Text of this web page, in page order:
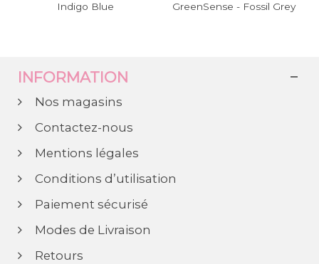
GreenSense - Fossil Grey
Swivel - Space Black
INFORMATION
Nos magasins
Contactez-nous
Mentions légales
Conditions d’utilisation
Paiement sécurisé
Modes de Livraison
Retours